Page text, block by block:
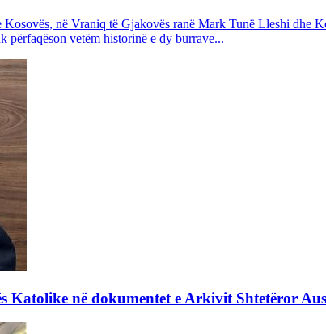
në Vraniq të Gjakovës ranë Mark Tunë Lleshi dhe
përfaqëson vetëm historinë e dy burrave...
në dokumentet e Arkivit Shtetëror